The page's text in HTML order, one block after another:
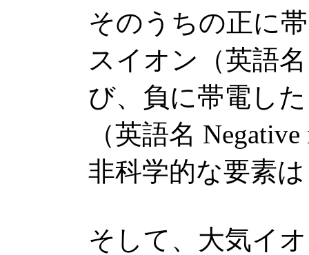
そのうちの正に
スイオン（英語
び、負に帯電し
（英語名
非科学的な要素
そして、大気イ